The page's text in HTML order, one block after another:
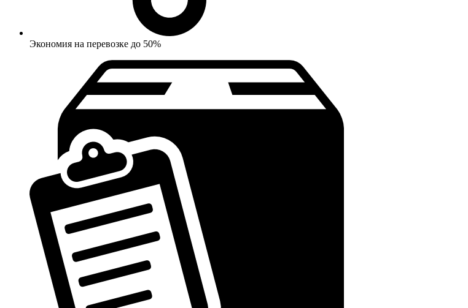
Экономия на перевозке до 50%